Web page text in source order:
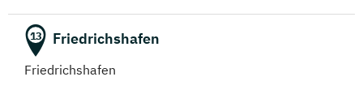
13 Friedrichshafen
Friedrichshafen